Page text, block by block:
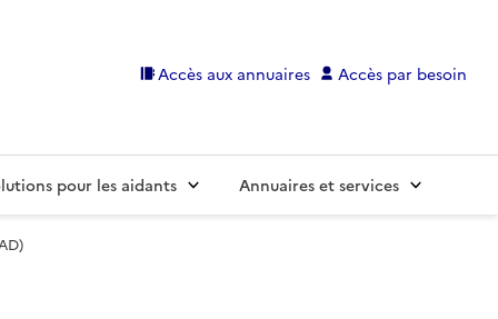
Accès aux annuaires Accès par besoin
pour les aidants Annuaires et services